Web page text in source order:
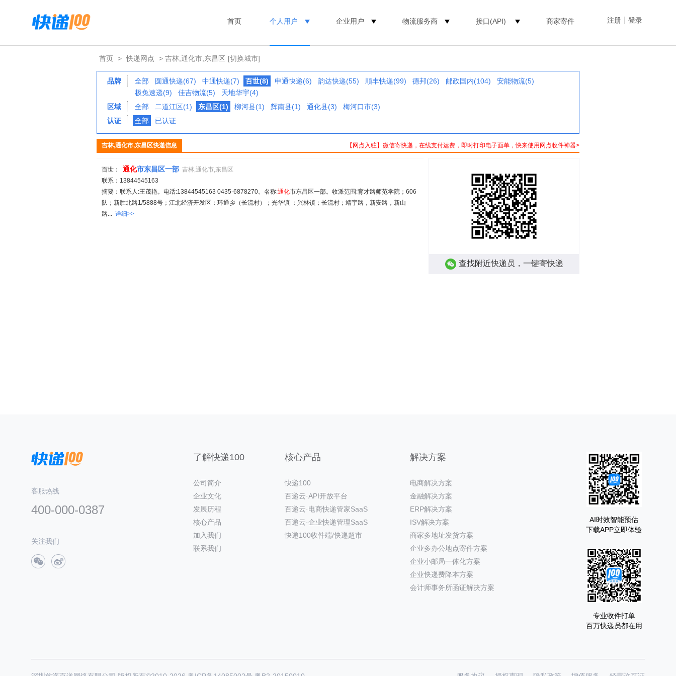
注册 登录
首页 个人用户 企业用户 物流服务商 接口(API) 商家寄件
首页 > 快递网点 > 吉林,通化市,东昌区 [切换城市]
品牌 全部 圆通快递(67) 中通快递(7) 百世(8) 申通快递(6) 韵达快递(55) 顺丰快递(99) 德邦(26) 邮政国内(104)
安能物流(5)
极兔速递(9)
佳吉物流(5)
天地华宇(4)
区域
全部 二道江区(1) 东昌区(1) 柳河县(1) 辉南县(1) 通化县(3)
梅河口市(3)
认证
全部 已认证
【网点入驻】微信寄快递，在线支付运费，即时打印电子面单，快来使用网点收件神器>
吉林,通化市,东昌区快递信息
百世： 通化市东昌区一部 吉林,通化市,东昌区
联系：13844545163
摘要：联系人:王茂艳。电话:13844545163 0435-6878270。名称:通化市东昌区一部。收派范围:育才路师范学院；606
队；新胜北路1/5888号；江北经济开发区；环通乡（长流村）；光华镇 ；兴林镇；长流村；靖宇路，新安路，新山
路... 详细>>
查找附近快递员，一键寄快递
客服热线
400-000-0387
关注我们
了解快递100
公司简介
企业文化
发展历程
核心产品
加入我们
联系我们
核心产品
快递100
百递云·API开放平台
百递云·电商快递管家SaaS
百递云·企业快递管理SaaS
快递100收件端/快递超市
解决方案
电商解决方案
金融解决方案
ERP解决方案
ISV解决方案
商家多地址发货方案
企业多办公地点寄件方案
企业小邮局一体化方案
企业快递费降本方案
会计师事务所函证解决方案
AI时效智能预估
下载APP立即体验
专业收件打单
百万快递员都在用